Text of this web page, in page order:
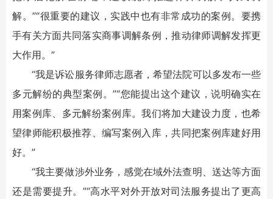
解。”“很重要的建议，实践中也有非常成功的案例。要携
手有关方面共同落实商事调解条例，推动律师调解发挥更
大作用。”
“我是诉讼服务律师志愿者，希望法院可以多发布一些
多元解纷的典型案例。”“您能提出这个建议，说明确实在
用案例库、多元解纷案例库。我们将加大建设力度，也希
望律师能积极推荐、编写案例入库，共同把案例库建好用
好。”
“我主要做涉外业务，感觉在域外法查明、送达等方面
还是需要提升。”“高水平对外开放对司法服务提出了更高